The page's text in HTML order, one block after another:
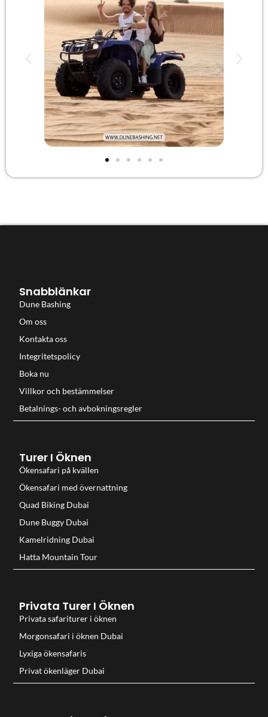
Snabblänkar
Dune Bashing
Om oss
Kontakta oss
Integritetspolicy
Boka nu
Villkor och bestämmelser
Betalnings- och avbokningsregler
Turer I Öknen
Ökensafari på kvällen
Ökensafari med övernattning
Quad Biking Dubai
Dune Buggy Dubai
Kamelridning Dubai
Hatta Mountain Tour
Privata Turer I Öknen
Privata safariturer i öknen
Morgonsafari i öknen Dubai
Lyxiga ökensafaris
Privat ökenläger Dubai